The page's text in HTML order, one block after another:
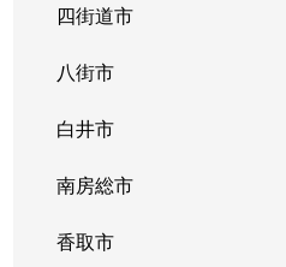
四街道市
八街市
白井市
南房総市
香取市